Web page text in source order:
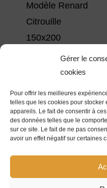
Gérer le
cookies
Pour offrir les meilleures
telles que les cookies pour
appareils. Le fait de consentir à
des données telles que le
sur ce site. Le fait de ne pas
avoir un effet négatif sur certaines
Modèle Renard
Citrouille
150x200
Serviette
Brodée Renard
Tribal Lotus